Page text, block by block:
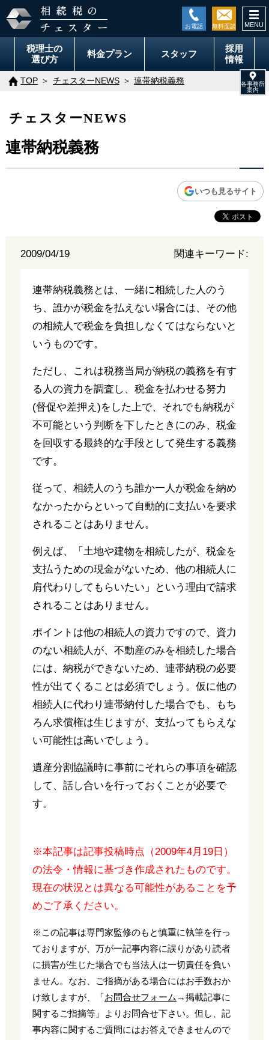
税理士の
選び方
料金プラン スタッフ
採用
情報
TOP チェスターNEWS 連帯納税義務
チェスターNEWS
連帯納税義務
いつも見るサイト
2009/04/19 関連キーワード:
連帯納税義務とは、一緒に相続した人のう
ち、誰かが税金を払えない場合には、その他
の相続人で税金を負担しなくてはならないと
いうものです。
ただし、これは税務当局が納税の義務を有す
る人の資力を調査し、税金を払わせる努力
(督促や差押え)をした上で、それでも納税が
不可能という判断を下したときにのみ、税金
を回収する最終的な手段として発生する義務
です。
従って、相続人のうち誰か一人が税金を納め
なかったからといって自動的に支払いを要求
されることはありません。
例えば、「土地や建物を相続したが、税金を
支払うための現金がないため、他の相続人に
肩代わりしてもらいたい」という理由で請求
されることはありません。
ポイントは他の相続人の資力ですので、資力
のない相続人が、不動産のみを相続した場合
には、納税ができないため、連帯納税の必要
性が出てくることは必須でしょう。仮に他の
相続人に代わり連帯納付した場合でも、もち
ろん求償権は生じますが、支払ってもらえな
い可能性は高いでしょう。
遺産分割協議時に事前にそれらの事項を確認
して、話し合いを行っておくことが必要で
す。
※本記事は記事投稿時点（2009年4月19日）
の法令・情報に基づき作成されたものです。
現在の状況とは異なる可能性があることを予
めご了承ください。
※この記事は専門家監修のもと慎重に執筆を行っ
ておりますが、万が一記事内容に誤りがあり読者
に損害が生じた場合でも当法人は一切責任を負い
ません。なお、ご指摘がある場合にはお手数おか
け致しますが、「お問合せフォーム →掲載記事に
関するご指摘等」よりお問合せ下さい。但し、記
事内容に関するご質問にはお答えできませんので